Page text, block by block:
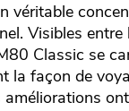
véritable
Visibles
Classic se
la façon de